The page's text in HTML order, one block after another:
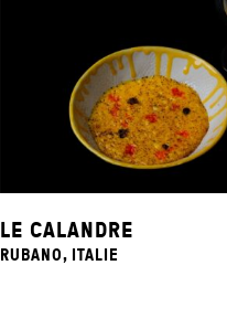
LE CALANDRE
RUBANO, ITALIE